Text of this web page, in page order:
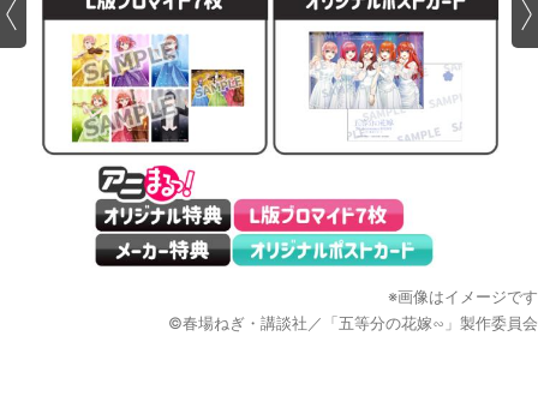
※画像はイメージです
©春場ねぎ・講談社／「五等分の花嫁∽」製作委員会